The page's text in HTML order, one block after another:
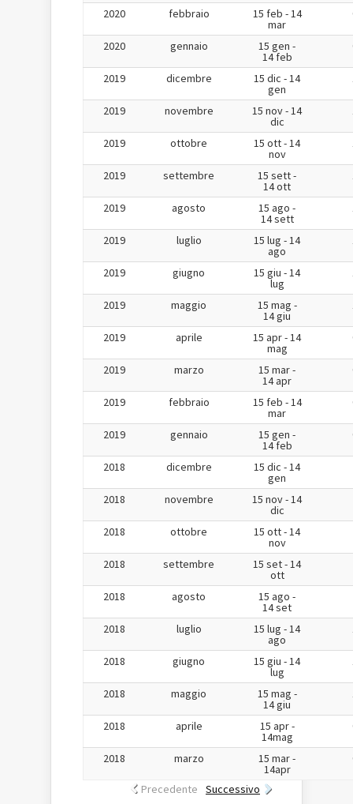
2020 febbraio 15 feb - 14
mar
2020 gennaio 15 gen -
14 feb
2019 dicembre 15 dic - 14
gen
2019 novembre 15 nov - 14
dic
2019 ottobre 15 ott - 14
nov
2019 settembre 15 sett -
14 ott
2019 agosto 15 ago -
14 sett
2019 luglio 15 lug - 14
ago
2019 giugno 15 giu - 14
lug
2019 maggio 15 mag -
14 giu
2019 aprile 15 apr - 14
mag
2019 marzo 15 mar -
14 apr
2019 febbraio 15 feb - 14
mar
2019 gennaio 15 gen -
14 feb
2018 dicembre 15 dic - 14
gen
2018 novembre 15 nov - 14
dic
2018 ottobre 15 ott - 14
nov
2018 settembre 15 set - 14
ott
2018 agosto 15 ago -
14 set
2018 luglio 15 lug - 14
ago
2018 giugno 15 giu - 14
lug
2018 maggio 15 mag -
14 giu
2018 aprile 15 apr -
14mag
2018 marzo 15 mar -
14apr
Precedente Successivo